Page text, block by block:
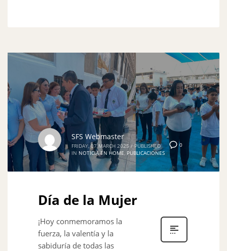
0
SFS Webmaster
FRIDAY, 07 MARCH 2025 / PUBLISHED
IN NOTICIA EN HOME, PUBLICACIONES
Día de la Mujer
¡Hoy conmemoramos la
fuerza, la valentía y la
sabiduría de todas las